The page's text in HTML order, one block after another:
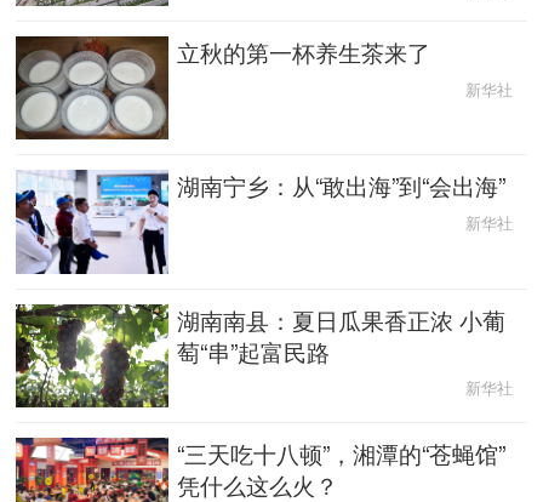
时尚 悦读 公益 一带一路
亚太网
地方频道
北京
辽宁 吉林 上海 江苏
浙江 江西
山东 河南 湖北 湖南
立秋的第一杯养生茶来了
新华社
湖南宁乡：从“敢出海”到“会出海”
新华社
湖南南县：夏日瓜果香正浓 小葡
萄“串”起富民路
新华社
“三天吃十八顿”，湘潭的“苍蝇馆”
凭什么这么火？